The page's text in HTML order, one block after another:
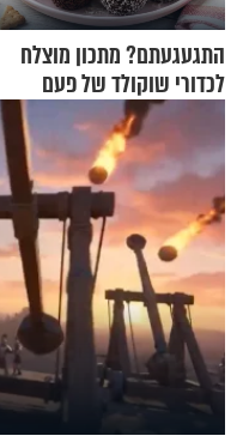
התגעגעתם? מתכון מוצלח
לכדורי שוקולד של פעם